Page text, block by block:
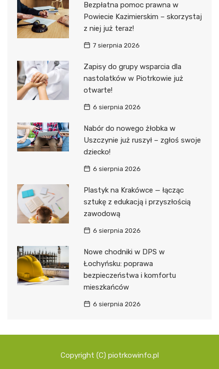
Bezpłatna pomoc prawna w
Powiecie Kazimierskim – skorzystaj
z niej już teraz!
7 sierpnia 2026
Zapisy do grupy wsparcia dla
nastolatków w Piotrkowie już
otwarte!
6 sierpnia 2026
Nabór do nowego żłobka w
Uszczynie już ruszył – zgłoś swoje
dziecko!
6 sierpnia 2026
Plastyk na Krakówce — łącząc
sztukę z edukacją i przyszłością
zawodową
6 sierpnia 2026
Nowe chodniki w DPS w
Łochyńsku: poprawa
bezpieczeństwa i komfortu
mieszkańców
6 sierpnia 2026
Copyright (C) piotrkowinfo.pl